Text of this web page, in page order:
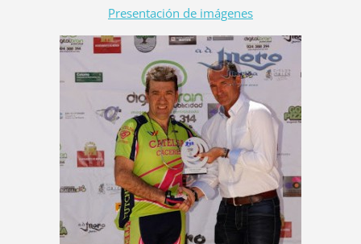
Presentación de imágenes